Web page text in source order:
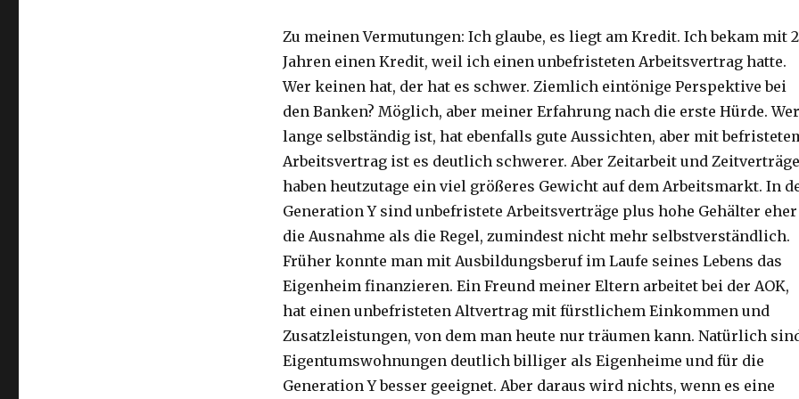
Zu meinen Vermutungen: Ich glaube, es liegt am Kredit. Ich bekam mit
Jahren einen Kredit, weil ich einen unbefristeten Arbeitsvertrag hatte.
Wer keinen hat, der hat es schwer. Ziemlich eintönige Perspektive bei
den Banken? Möglich, aber meiner Erfahrung nach die erste Hürde. Wer
lange selbständig ist, hat ebenfalls gute Aussichten, aber mit
Arbeitsvertrag ist es deutlich schwerer. Aber Zeitarbeit und Zeitverträge
haben heutzutage ein viel größeres Gewicht auf dem Arbeitsmarkt. In
Generation Y sind unbefristete Arbeitsverträge plus hohe Gehälter eher
die Ausnahme als die Regel, zumindest nicht mehr selbstverständlich.
Früher konnte man mit Ausbildungsberuf im Laufe seines Lebens das
Eigenheim finanzieren. Ein Freund meiner Eltern arbeitet bei der AOK,
hat einen unbefristeten Altvertrag mit fürstlichem Einkommen und
Zusatzleistungen, von dem man heute nur träumen kann. Natürlich
Eigentumswohnungen deutlich billiger als Eigenheime und für die
Generation Y besser geeignet. Aber daraus wird nichts, wenn es eine